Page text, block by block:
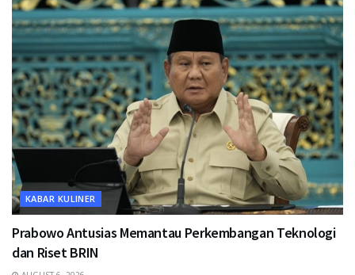
KABAR KULINER
Prabowo Antusias Memantau Perkembangan Teknologi
dan Riset BRIN